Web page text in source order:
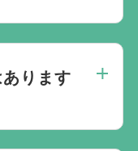
ります